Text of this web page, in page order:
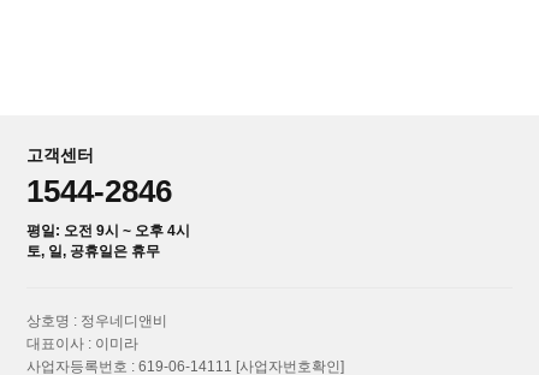
고객센터
1544-2846
평일: 오전 9시 ~ 오후 4시
토, 일, 공휴일은 휴무
상호명 : 정우네디앤비
대표이사 : 이미라
사업자등록번호 : 619-06-14111 [사업자번호확인]